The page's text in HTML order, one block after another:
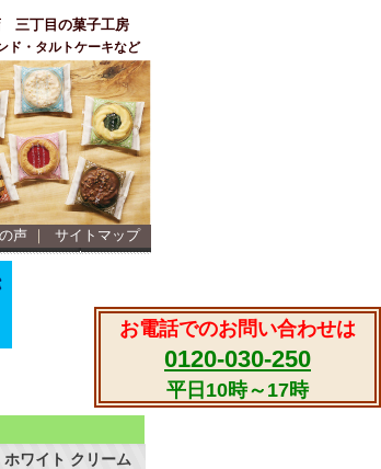
三丁目の菓子工房
ド・タルトケーキなど
声 サイトマップ
お電話でのお問い合わせは
0120-030-250
平日10時～17時
ワイト クリーム